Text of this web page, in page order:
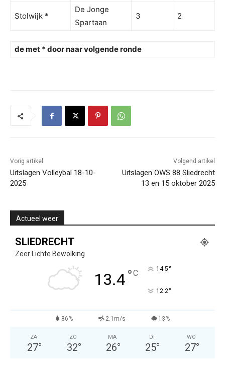
Stolwijk *
De Jonge
Spartaan
3 2
de met * door naar volgende ronde
Vorig artikel
Uitslagen Volleybal 18-10-
2025
Volgend artikel
Uitslagen OWS 88 Sliedrecht
13 en 15 oktober 2025
Actueel weer
SLIEDRECHT
Zeer Lichte Bewolking
13.4°C 14.5°
12.2°
86% 2.1m/s 13%
ZA
27°
ZO
32°
MA
26°
DI
25°
WO
27°